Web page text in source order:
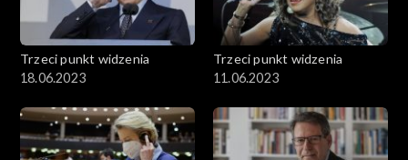
Trzeci punkt widzenia
18.06.2023
Trzeci punkt widzenia
11.06.2023